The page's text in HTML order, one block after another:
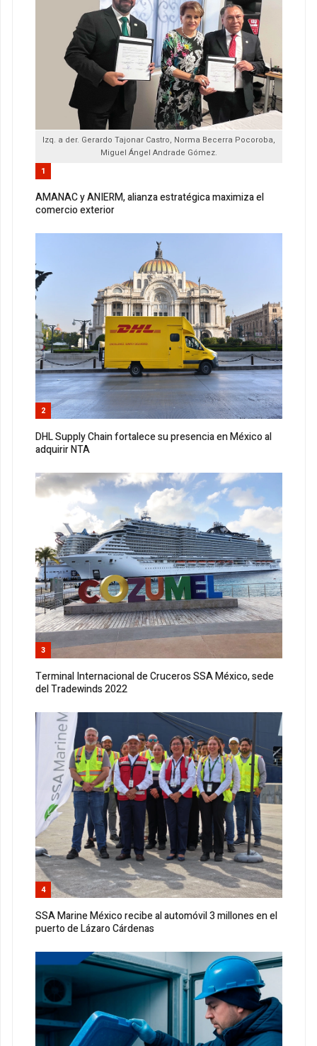
Izq. a der. Gerardo Tajonar Castro, Norma Becerra Pocoroba,
Miguel Ángel Andrade Gómez.
1
AMANAC y ANIERM, alianza estratégica maximiza el
comercio exterior
2
DHL Supply Chain fortalece su presencia en México al
adquirir NTA
3
Terminal Internacional de Cruceros SSA México, sede
del Tradewinds 2022
4
SSA Marine México recibe al automóvil 3 millones en el
puerto de Lázaro Cárdenas